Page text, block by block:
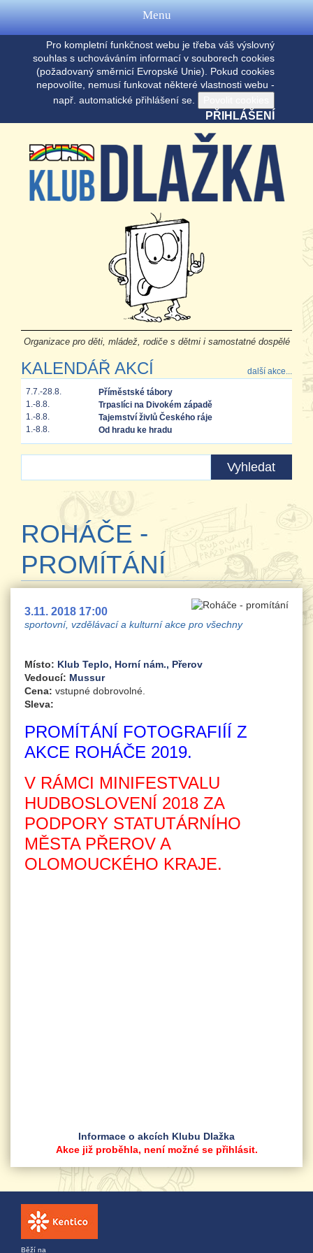
Pro kompletní funkčnost webu je třeba váš výslovný
souhlas s uchováváním informací v souborech cookies
(požadovaný směrnicí Evropské Unie). Pokud cookies
nepovolíte, nemusí funkovat některé vlastnosti webu -
např. automatické přihlášení se.
PŘIHLÁŠENÍ
Organizace pro děti, mládež, rodiče s dětmi i samostatné dospělé
KALENDÁŘ AKCÍ další akce...
7.7.-28.8.
Příměstské tábory
1.-8.8.
Trpaslíci na Divokém západě
1.-8.8.
Tajemství živlů Českého ráje
1.-8.8.
Od hradu ke hradu
ROHÁČE -
PROMÍTÁNÍ
3.11. 2018 17:00
sportovní, vzdělávací a kulturní akce pro všechny
Místo: Klub Teplo, Horní nám., Přerov
Vedoucí: Mussur
Cena: vstupné dobrovolné.
Sleva:
PROMÍTÁNÍ FOTOGRAFIÍÍ Z
AKCE ROHÁČE 2019.
V RÁMCI MINIFESTVALU
HUDBOSLOVENÍ 2018 ZA
PODPORY STATUTÁRNÍHO
MĚSTA PŘEROV A
OLOMOUCKÉHO KRAJE.
Informace o akcích Klubu Dlažka
Akce již proběhla, není možné se přihlásit.
Běží na